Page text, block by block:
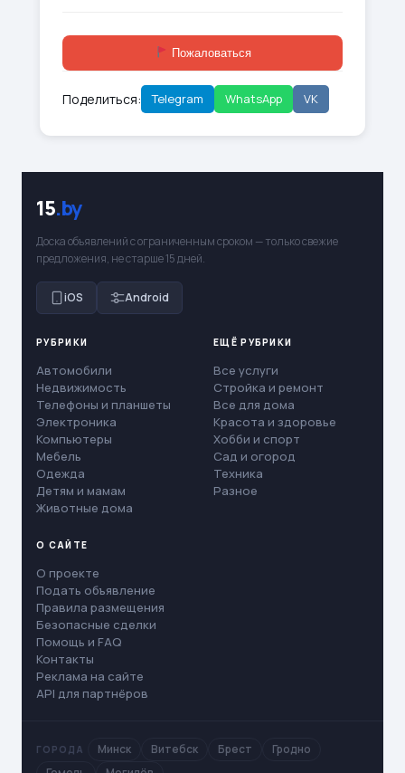
Пожаловаться
Поделиться: Telegram WhatsApp VK
15.by
Доска объявлений с ограниченным сроком — только свежие
предложения, не старше 15 дней.
iOS Android
РУБРИКИ
Автомобили
Недвижимость
Телефоны и планшеты
Электроника
Компьютеры
Мебель
Одежда
Детям и мамам
Животные дома
ЕЩЁ РУБРИКИ
Все услуги
Стройка и ремонт
Все для дома
Красота и здоровье
Хобби и спорт
Сад и огород
Техника
Разное
О САЙТЕ
О проекте
Подать объявление
Правила размещения
Безопасные сделки
Помощь и FAQ
Контакты
Реклама на сайте
API для партнёров
ГОРОДА Минск Витебск Брест
Гродно